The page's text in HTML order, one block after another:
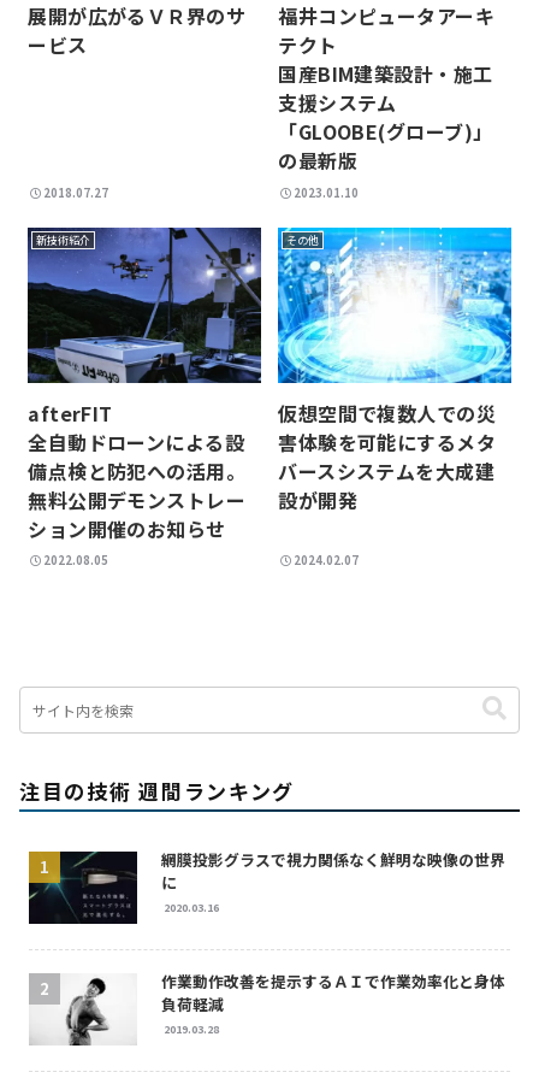
展開が広がるＶＲ界のサ
ービス
2018.07.27
福井コンピュータアーキ
テクト
国産BIM建築設計・施工
支援システム
「GLOOBE(グローブ)」
の最新版
2023.01.10
新技術紹介
afterFIT
全自動ドローンによる設
備点検と防犯への活用。
無料公開デモンストレー
ション開催のお知らせ
2022.08.05
その他
仮想空間で複数人での災
害体験を可能にするメタ
バースシステムを大成建
設が開発
2024.02.07
注目の技術 週間ランキング
網膜投影グラスで視力関係なく鮮明な映像の世界
に
2020.03.16
作業動作改善を提示するＡＩで作業効率化と身体
負荷軽減
2019.03.28